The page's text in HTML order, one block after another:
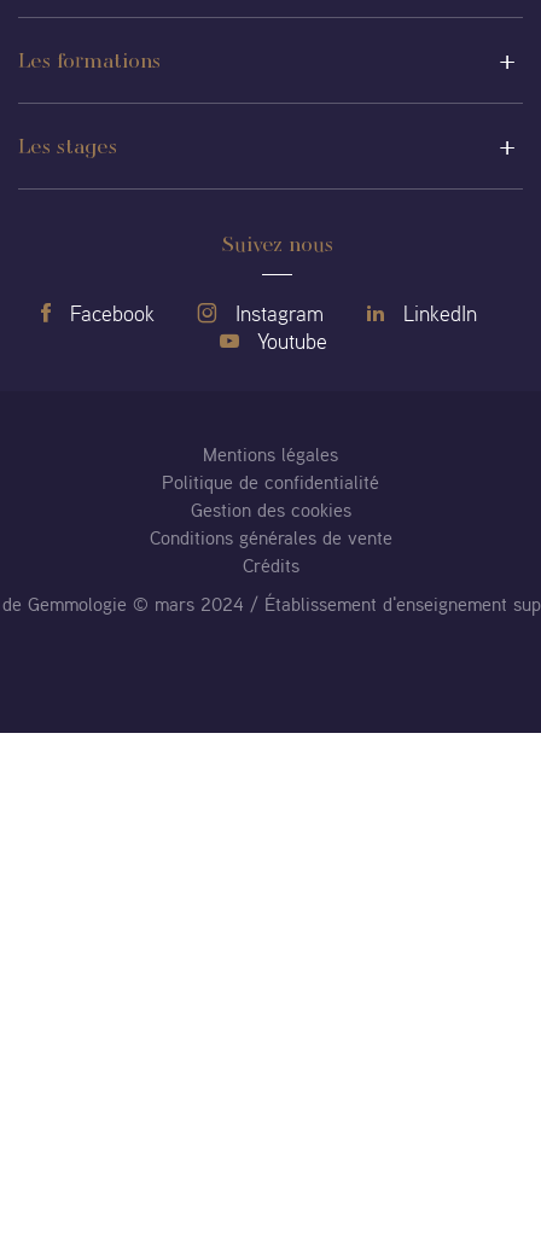
Les formations
Les stages
Suivez nous
Facebook Instagram
LinkedIn
Youtube
Mentions légales
Politique de confidentialité
Gestion des cookies
Conditions générales de vente
Crédits
Gemmologie © mars 2024 / Établissement d'enseignement